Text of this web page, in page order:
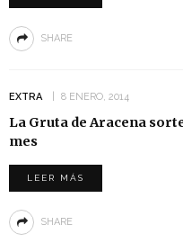
SHARE
EXTRA 8 ENERO, 2014
La Gruta de Aracena
mes
LEER MÁS
SHARE